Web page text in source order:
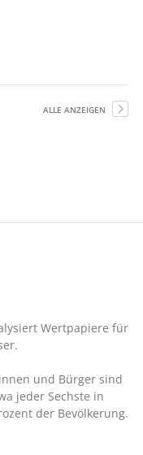
ALLE ANZEIGEN
Wertpapiere für
und Bürger sind
jeder Sechste in
der Bevölkerung.